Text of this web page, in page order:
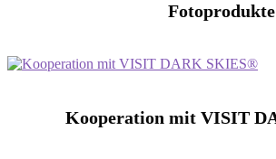
Fotoprodukte
Kooperation mit VISIT